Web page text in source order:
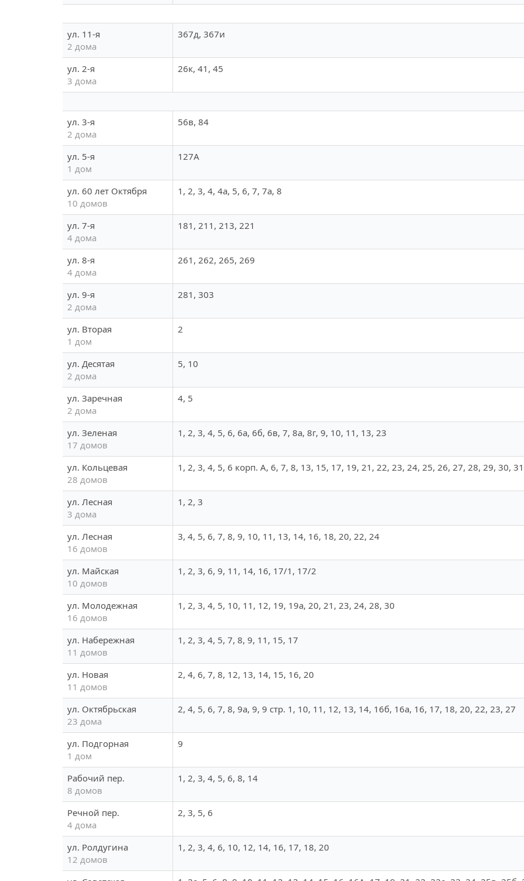
ул. 11-я
2 дома
367д, 367и
ул. 2-я
3 дома
26к, 41, 45
ул. 3-я
2 дома
56в, 84
ул. 5-я
1 дом
127А
ул. 60 лет Октября
10 домов
1, 2, 3, 4, 4а, 5, 6, 7, 7а, 8
ул. 7-я
4 дома
181, 211, 213, 221
ул. 8-я
4 дома
261, 262, 265, 269
ул. 9-я
2 дома
281, 303
ул. Вторая
1 дом
2
ул. Десятая
2 дома
5, 10
ул. Заречная
2 дома
4, 5
ул. Зеленая
17 домов
1, 2, 3, 4, 5, 6, 6а, 6б, 6в, 7, 8а, 8г, 9, 10, 11, 13, 23
ул. Кольцевая
28 домов
1, 2, 3, 4, 5, 6 корп. А, 6, 7, 8, 13, 15, 17, 19, 21, 22, 23, 24, 25, 26, 27, 28, 29, 30,
ул. Лесная
3 дома
1, 2, 3
ул. Лесная
16 домов
3, 4, 5, 6, 7, 8, 9, 10, 11, 13, 14, 16, 18, 20, 22, 24
ул. Майская
10 домов
1, 2, 3, 6, 9, 11, 14, 16, 17/1, 17/2
ул. Молодежная
16 домов
1, 2, 3, 4, 5, 10, 11, 12, 19, 19а, 20, 21, 23, 24, 28, 30
ул. Набережная
11 домов
1, 2, 3, 4, 5, 7, 8, 9, 11, 15, 17
ул. Новая
11 домов
2, 4, 6, 7, 8, 12, 13, 14, 15, 16, 20
ул. Октябрьская
23 дома
2, 4, 5, 6, 7, 8, 9а, 9, 9 стр. 1, 10, 11, 12, 13, 14, 16б, 16а, 16, 17, 18, 20, 22, 23, 27
ул. Подгорная
1 дом
9
Рабочий пер.
8 домов
1, 2, 3, 4, 5, 6, 8, 14
Речной пер.
4 дома
2, 3, 5, 6
ул. Ролдугина
12 домов
1, 2, 3, 4, 6, 10, 12, 14, 16, 17, 18, 20